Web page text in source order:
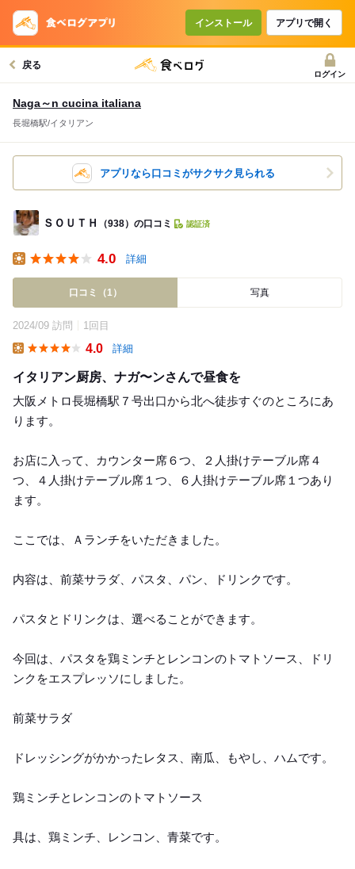
インストール アプリで開く
戻る
ログイン
Naga～n cucina italiana
長堀橋駅/イタリアン
アプリなら口コミがサクサク見られる
ＳＯＵＴＨ （938）の口コミ 認証済
4.0 詳細
口コミ（1） 写真
2024/09 訪問 1回目
4.0 詳細
イタリアン厨房、ナガ〜ンさんで昼食を
大阪メトロ長堀橋駅７号出口から北へ徒歩すぐのところにあ
ります。
お店に入って、カウンター席６つ、２人掛けテーブル席４
つ、４人掛けテーブル席１つ、６人掛けテーブル席１つあり
ます。
ここでは、Ａランチをいただきました。
内容は、前菜サラダ、パスタ、パン、ドリンクです。
パスタとドリンクは、選べることができます。
今回は、パスタを鶏ミンチとレンコンのトマトソース、ドリ
ンクをエスプレッソにしました。
前菜サラダ
ドレッシングがかかったレタス、南瓜、もやし、ハムです。
鶏ミンチとレンコンのトマトソース
具は、鶏ミンチ、レンコン、青菜です。